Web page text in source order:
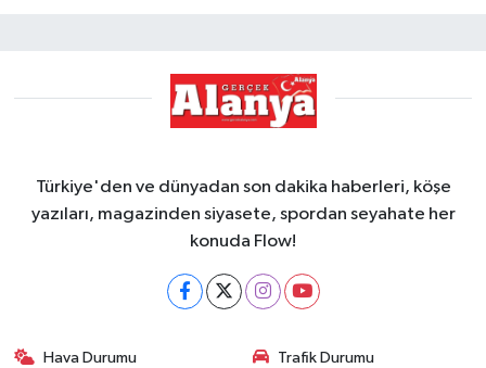
Türkiye'den ve dünyadan son dakika haberleri, köşe
yazıları, magazinden siyasete, spordan seyahate her
konuda Flow!
Hava Durumu Trafik Durumu